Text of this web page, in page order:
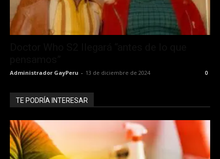
Administrador GayPeru - 13 de diciembre de 2024 0
TE PODRÍA INTERESAR